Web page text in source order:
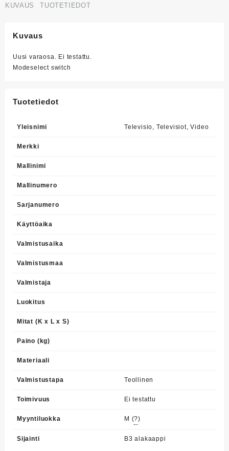
KUVAUS TUOTETIEDOT
Kuvaus
Uusi varaosa. Ei testattu.
Modeselect switch
Tuotetiedot
Yleisnimi Televisio, Televisiot,Video
Merkki
Mallinimi
Mallinumero
Sarjanumero
Käyttöaika
Valmistusaika
Valmistusmaa
Valmistaja
Luokitus
Mitat (K x L x S)
Paino (kg)
Materiaali
Valmistustapa Teollinen
Toimivuus Ei testattu
Myyntiluokka M (?)
Sijainti B3 alakaappi